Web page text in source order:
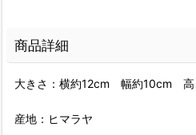
商品詳細
大きさ：横約12cm 幅約10cm
産地：ヒマラヤ